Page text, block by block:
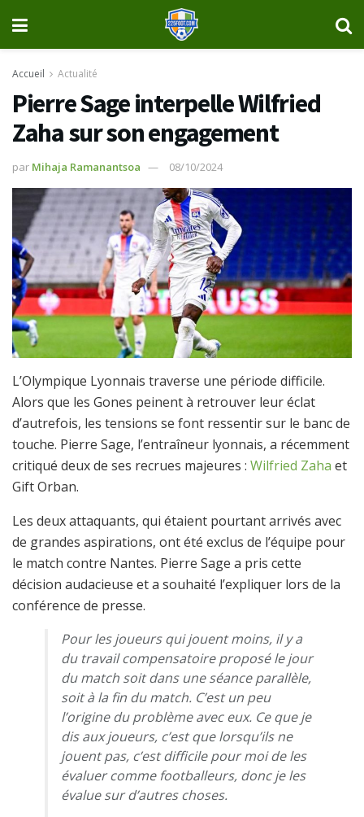
Accueil Actualité
Pierre Sage interpelle Wilfried
Zaha sur son engagement
par Mihaja Ramanantsoa 08/10/2024
L’Olympique Lyonnais traverse une période difficile.
Alors que les Gones peinent à retrouver leur éclat
d’autrefois, les tensions se font ressentir sur le banc de
touche. Pierre Sage, l’entraîneur lyonnais, a récemment
critiqué deux de ses recrues majeures : Wilfried Zaha et
Gift Orban.
Les deux attaquants, qui étaient pourtant arrivés avec
de grandes aspirations, ont été exclus de l’équipe pour
le match contre Nantes. Pierre Sage a pris cette
décision audacieuse et a souhaité l’expliquer lors de la
conférence de presse.
Pour les joueurs qui jouent moins, il y a
du travail compensatoire proposé le jour
du match soit dans une séance parallèle,
soit à la fin du match. C’est un peu
l’origine du problème avec eux. Ce que je
dis aux joueurs, c’est que lorsqu’ils ne
jouent pas, c’est difficile pour moi de les
évaluer comme footballeurs, donc je les
évalue sur d’autres choses.